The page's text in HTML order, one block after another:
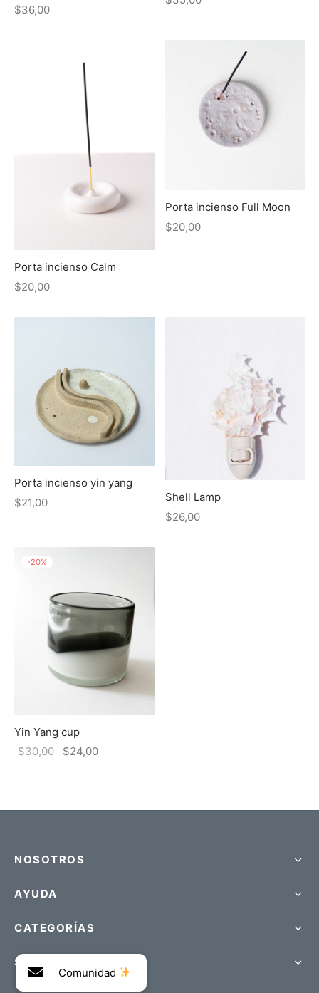
$36,00
Porta incienso Calm
$20,00
Porta incienso Full Moon
$20,00
Porta incienso yin yang
$21,00
Shell Lamp
$26,00
-20%
Yin Yang cup
$30,00 $24,00
SIDERAL PRODUCTS
AYUDA
CATEGORÍAS
NOSOTROS